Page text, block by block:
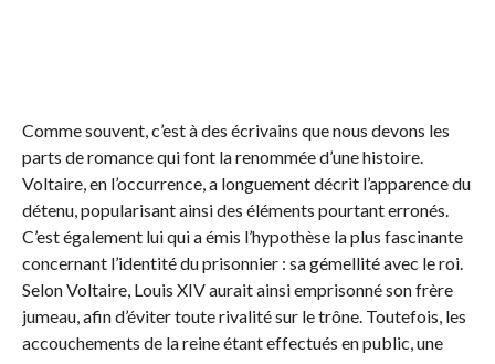
Comme souvent, c’est à des écrivains que nous devons les
parts de romance qui font la renommée d’une histoire.
Voltaire, en l’occurrence, a longuement décrit l’apparence du
détenu, popularisant ainsi des éléments pourtant erronés.
C’est également lui qui a émis l’hypothèse la plus fascinante
concernant l’identité du prisonnier : sa gémellité avec le roi.
Selon Voltaire, Louis XIV aurait ainsi emprisonné son frère
jumeau, afin d’éviter toute rivalité sur le trône. Toutefois, les
accouchements de la reine étant effectués en public, une